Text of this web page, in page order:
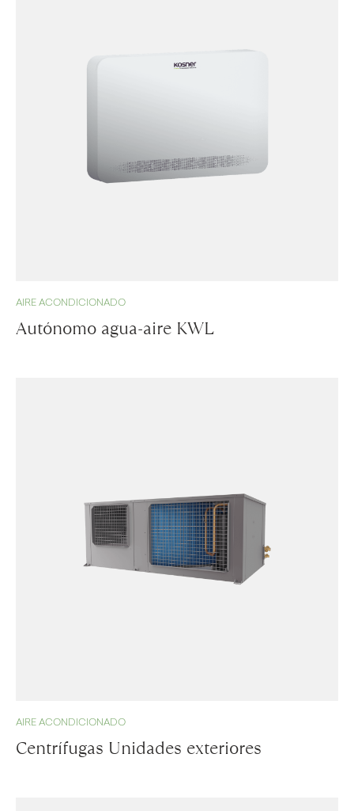
AIRE ACONDICIONADO
Autónomo agua-aire KWL
AIRE ACONDICIONADO
Centrífugas Unidades exteriores